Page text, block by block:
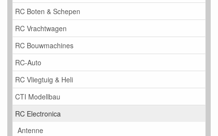
RC Boten & Schepen
RC Vrachtwagen
RC Bouwmachines
RC-Auto
RC Vliegtuig & Heli
CTI Modellbau
RC Electronica
Antenne